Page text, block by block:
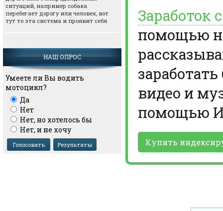
ситуаций, например собака
перебегает дорогу или человек, вот
тут то эта система и проявит себя
НАШ ОПРОС
Умеете ли Вы водить
мотоцикл?
Да
Нет
Нет, но хотелось бы
Нет, и не хочу
помощью
видео и
помощью
Купить